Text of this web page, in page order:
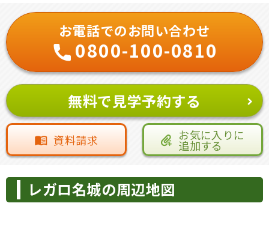
お電話でのお問い合わせ
0800-100-0810
無料で見学予約する
資料請求 お気に入りに
追加する
レガロ名城の周辺地図